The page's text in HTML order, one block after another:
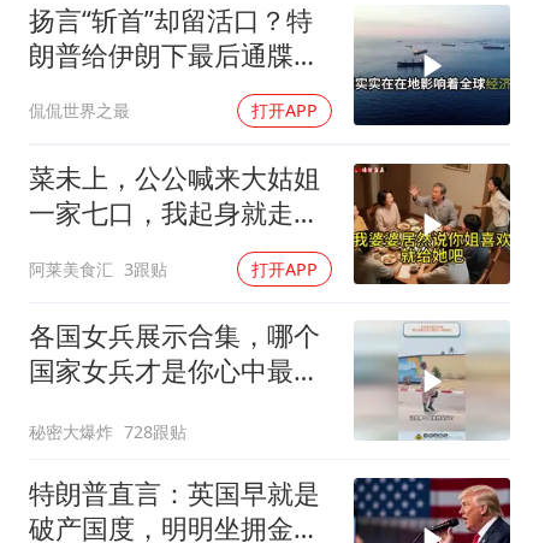
扬言“斩首”却留活口？特
朗普给伊朗下最后通牒，
侃侃世界之最 打开APP
菜未上，公公喊来大姑姐
一家七口，我起身就走，
他怒喊：一万三谁付？
阿莱美食汇 3跟贴 打开APP
各国女兵展示合集，哪个
国家女兵才是你心中最飒
秘密大爆炸 728跟贴
特朗普直言：英国早就是
破产国度，明明坐拥金